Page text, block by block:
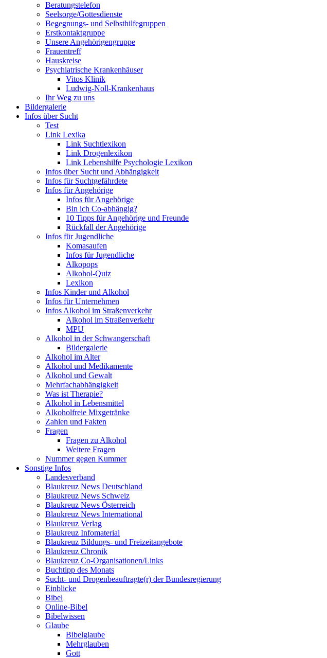
Beratungstelefon
Seelsorge/Gottesdienste
Begegnungs- und Selbsthilfegruppen
Erstkontaktgruppe
Unsere Angehörigengruppe
Frauentreff
Hauskreise
Psychiatrische Krankenhäuser
Vitos Klinik
Ludwig-Noll-Krankenhaus
Ihr Weg zu uns
Bildergalerie
Infos über Sucht
Test
Link Lexika
Link Suchtlexikon
Link Drogenlexikon
Link Lebenshilfe Psychologie Lexikon
Infos über Sucht und Abhängigkeit
Infos für Suchtgefährdete
Infos für Angehörige
Infos für Angehörige
Bin ich Co-abhängig?
10 Tipps für Angehörige und Freunde
Rückfall der Angehörige
Infos für Jugendliche
Komasaufen
Infos für Jugendliche
Alkopops
Alkohol-Quiz
Lexikon
Infos Kinder und Alkohol
Infos für Unternehmen
Infos Alkohol im Straßenverkehr
Alkohol im Straßenverkehr
MPU
Alkohol in der Schwangerschaft
Bildergalerie
Alkohol im Alter
Alkohol und Medikamente
Alkohol und Gewalt
Mehrfachabhängigkeit
Was ist Therapie?
Alkohol in Lebensmittel
Alkoholfreie Mixgetränke
Zahlen und Fakten
Fragen
Fragen zu Alkohol
Weitere Fragen
Nummer gegen Kummer
Sonstige Infos
Landesverband
Blaukreuz News Deutschland
Blaukreuz News Schweiz
Blaukreuz News Österreich
Blaukreuz News International
Blaukreuz Verlag
Blaukreuz Infomaterial
Blaukreuz Bildungs- und Freizeitangebote
Blaukreuz Chronik
Blaukreuz Co-Organisationen/Links
Buchtipp des Monats
Sucht- und Drogenbeauftragte(r) der Bundesregierung
Einblicke
Bibel
Online-Bibel
Bibelwissen
Glaube
Bibelglaube
Mehrglauben
Gott